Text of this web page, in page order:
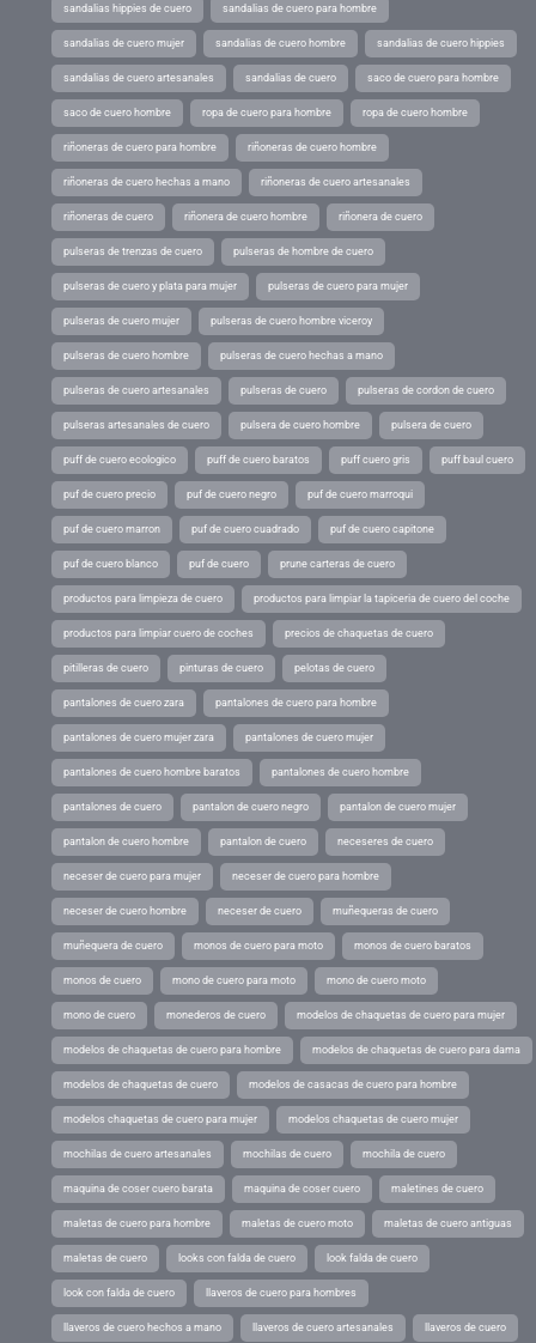
sandalias hippies de cuero sandalias de cuero para hombre
sandalias de cuero mujer sandalias de cuero hombre sandalias de cuero hippies
sandalias de cuero artesanales sandalias de cuero saco de cuero para hombre
saco de cuero hombre ropa de cuero para hombre ropa de cuero hombre
riñoneras de cuero para hombre riñoneras de cuero hombre
riñoneras de cuero hechas a mano riñoneras de cuero artesanales
riñoneras de cuero riñonera de cuero hombre riñonera de cuero
pulseras de trenzas de cuero pulseras de hombre de cuero
pulseras de cuero y plata para mujer pulseras de cuero para mujer
pulseras de cuero mujer pulseras de cuero hombre viceroy
pulseras de cuero hombre pulseras de cuero hechas a mano
pulseras de cuero artesanales pulseras de cuero pulseras de cordon de cuero
pulseras artesanales de cuero pulsera de cuero hombre pulsera de cuero
puff de cuero ecologico puff de cuero baratos puff cuero gris puff baul cuero
puf de cuero precio puf de cuero negro puf de cuero marroqui
puf de cuero marron puf de cuero cuadrado puf de cuero capitone
puf de cuero blanco puf de cuero prune carteras de cuero
productos para limpieza de cuero productos para limpiar la tapiceria de cuero del coche
productos para limpiar cuero de coches precios de chaquetas de cuero
pitilleras de cuero pinturas de cuero pelotas de cuero
pantalones de cuero zara pantalones de cuero para hombre
pantalones de cuero mujer zara pantalones de cuero mujer
pantalones de cuero hombre baratos pantalones de cuero hombre
pantalones de cuero pantalon de cuero negro pantalon de cuero mujer
pantalon de cuero hombre pantalon de cuero neceseres de cuero
neceser de cuero para mujer neceser de cuero para hombre
neceser de cuero hombre neceser de cuero muñequeras de cuero
muñequera de cuero monos de cuero para moto monos de cuero baratos
monos de cuero mono de cuero para moto mono de cuero moto
mono de cuero monederos de cuero modelos de chaquetas de cuero para mujer
modelos de chaquetas de cuero para hombre modelos de chaquetas de cuero para dama
modelos de chaquetas de cuero modelos de casacas de cuero para hombre
modelos chaquetas de cuero para mujer modelos chaquetas de cuero mujer
mochilas de cuero artesanales mochilas de cuero mochila de cuero
maquina de coser cuero barata maquina de coser cuero maletines de cuero
maletas de cuero para hombre maletas de cuero moto maletas de cuero antiguas
maletas de cuero looks con falda de cuero look falda de cuero
look con falda de cuero llaveros de cuero para hombres
llaveros de cuero hechos a mano llaveros de cuero artesanales llaveros de cuero